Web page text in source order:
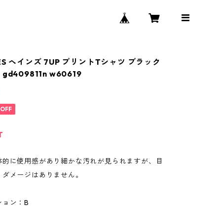
ヘインズ 7UP プリントTシャツ ブラック
w60619
に使用感があり細かな汚れが見られますが、目
メージはありません。
ン：B